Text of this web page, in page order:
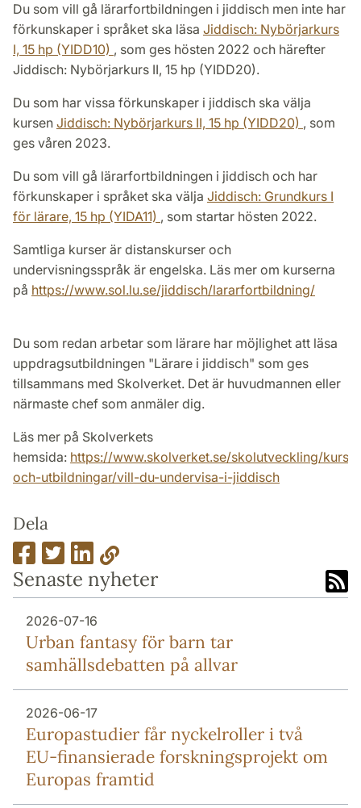
Du som vill gå lärarfortbildningen i jiddisch men inte har
förkunskaper i språket ska läsa Jiddisch: Nybörjarkurs
I, 15 hp (YIDD10) , som ges hösten 2022 och härefter
Jiddisch: Nybörjarkurs II, 15 hp (YIDD20).
Du som har vissa förkunskaper i jiddisch ska välja
kursen Jiddisch: Nybörjarkurs II, 15 hp (YIDD20) , som
ges våren 2023.
Du som vill gå lärarfortbildningen i jiddisch och har
förkunskaper i språket ska välja Jiddisch: Grundkurs I
för lärare, 15 hp (YIDA11) , som startar hösten 2022.
Samtliga kurser är distanskurser och
undervisningsspråk är engelska. Läs mer om kurserna
på https://www.sol.lu.se/jiddisch/lararfortbildning/
Du som redan arbetar som lärare har möjlighet att läsa
uppdragsutbildningen "Lärare i jiddisch" som ges
tillsammans med Skolverket. Det är huvudmannen eller
närmaste chef som anmäler dig.
Läs mer på Skolverkets
hemsida: https://www.skolverket.se/skolutveckling/
och-utbildningar/vill-du-undervisa-i-jiddisch
Dela
Senaste nyheter
2026-07-16
Urban fantasy för barn tar
samhällsdebatten på allvar
2026-06-17
Europa­studier får nyckel­roller i två
EU-finansierade forsknings­projekt om
Europas framtid